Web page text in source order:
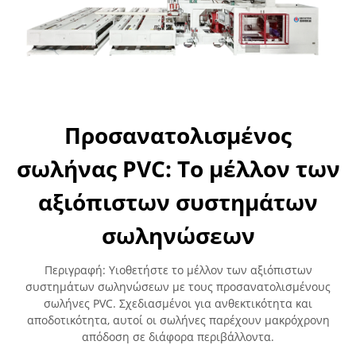
Προσανατολισμένος
σωλήνας PVC: Το μέλλον των
αξιόπιστων συστημάτων
σωληνώσεων
Περιγραφή: Υιοθετήστε το μέλλον των αξιόπιστων
συστημάτων σωληνώσεων με τους προσανατολισμένους
σωλήνες PVC. Σχεδιασμένοι για ανθεκτικότητα και
αποδοτικότητα, αυτοί οι σωλήνες παρέχουν μακρόχρονη
απόδοση σε διάφορα περιβάλλοντα.